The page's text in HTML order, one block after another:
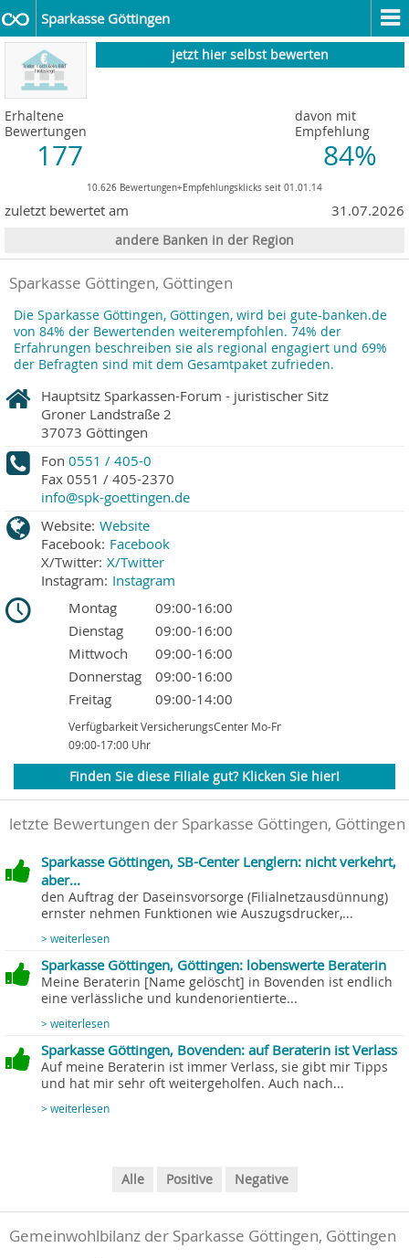
Sparkasse Göttingen
jetzt hier selbst bewerten
Erhaltene
Bewertungen
177
davon mit
Empfehlung
84%
10.626 Bewertungen+Empfehlungsklicks seit 01.01.14
zuletzt bewertet am 31.07.2026
andere Banken in der Region
Sparkasse Göttingen, Göttingen
Die Sparkasse Göttingen, Göttingen, wird bei gute-banken.de
von 84% der Bewertenden weiterempfohlen. 74% der
Erfahrungen beschreiben sie als regional engagiert und 69%
der Befragten sind mit dem Gesamtpaket zufrieden.
Hauptsitz Sparkassen-Forum - juristischer Sitz
Groner Landstraße 2
37073 Göttingen
Fon 0551 / 405-0
Fax 0551 / 405-2370
info@spk-goettingen.de
Website: Website
Facebook: Facebook
X/Twitter: X/Twitter
Instagram: Instagram
Montag
09:00-16:00
Dienstag
09:00-16:00
Mittwoch
09:00-16:00
Donnerstag
09:00-16:00
Freitag
09:00-14:00
Verfügbarkeit VersicherungsCenter Mo-Fr
09:00-17:00 Uhr
Finden Sie diese Filiale gut? Klicken Sie hier!
letzte Bewertungen der Sparkasse Göttingen, Göttingen
Sparkasse Göttingen, SB-Center Lenglern: nicht verkehrt,
aber...
den Auftrag der Daseinsvorsorge (Filialnetzausdünnung)
ernster nehmen Funktionen wie Auszugsdrucker,...
> weiterlesen
Sparkasse Göttingen, Göttingen: lobenswerte Beraterin
Meine Beraterin [Name gelöscht] in Bovenden ist endlich
eine verlässliche und kundenorientierte...
> weiterlesen
Sparkasse Göttingen, Bovenden: auf Beraterin ist Verlass
Auf meine Beraterin ist immer Verlass, sie gibt mir Tipps
und hat mir sehr oft weitergeholfen. Auch nach...
> weiterlesen
Alle Positive Negative
Gemeinwohlbilanz der Sparkasse Göttingen, Göttingen